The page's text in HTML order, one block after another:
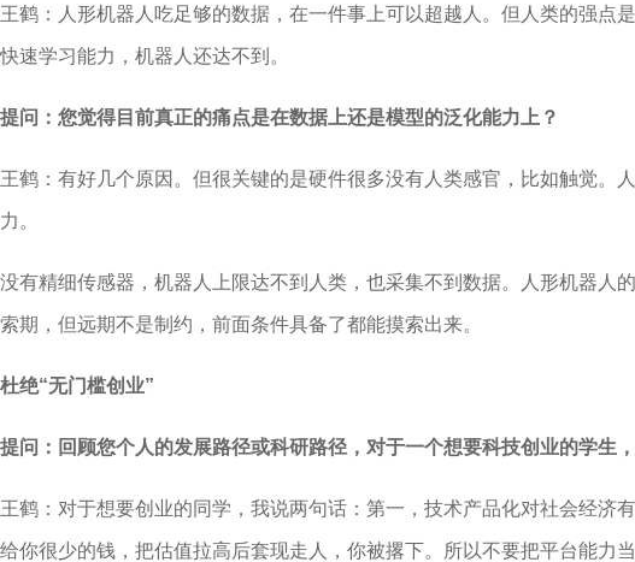
王鹤：人形机器人吃足够的数据，在一件事上可以超越人。但人类的强
快速学习能力，机器人还达不到。
提问：您觉得目前真正的痛点是在数据上还是模型的泛化能力上？
王鹤：有好几个原因。但很关键的是硬件很多没有人类感官，比如触觉
力。
没有精细传感器，机器人上限达不到人类，也采集不到数据。人形机器人
索期，但远期不是制约，前面条件具备了都能摸索出来。
杜绝“无门槛创业”
提问：回顾您个人的发展路径或科研路径，对于一个想要科技创业的学生
王鹤：对于想要创业的同学，我说两句话：第一，技术产品化对社会经
给你很少的钱，把估值拉高后套现走人，你被撂下。所以不要把平台能力